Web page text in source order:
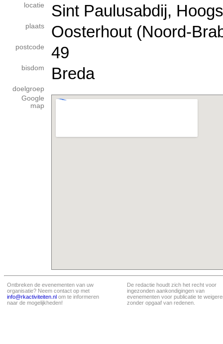
locatie Sint Paulusabdij,
plaats Oosterhout (Noord-
postcode 49
bisdom Breda
doelgroep
Google
map
Ontbreken de evenementen van uw
organisatie? Neem contact op met
info@rkactiviteiten.nl om te informeren
naar de mogelijkheden!
De redactie houdt zich het recht voor
ingezonden aankondigingen van
evenementen voor publicatie te
zonder opgaaf van redenen.